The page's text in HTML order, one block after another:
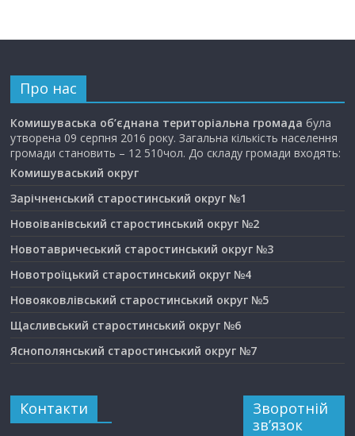
Про нас
Комишуваська об’єднана територіальна громада була
утворена 09 серпня 2016 року. Загальна кількість населення
громади становить – 12 510чол. До складу громади входять:
Комишуваський округ
Зарічненський старостинський округ №1
Новоіванівський старостинський округ №2
Новотавричеський старостинський округ №3
Новотроїцький старостинський округ №4
Новояковлівський старостинський округ №5
Щасливський старостинський округ №6
Яснополянський старостинський округ №7
Контакти
Зворотній
зв’язок